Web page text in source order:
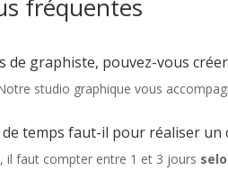
fréquentes
de graphiste, pouvez-vous
studio graphique vous
temps faut-il pour réaliser un
il faut compter entre 1 et 3 jours